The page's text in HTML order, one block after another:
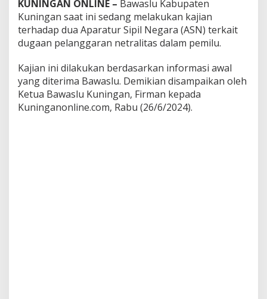
KUNINGAN ONLINE – Bawaslu Kabupaten
Kuningan saat ini sedang melakukan kajian
terhadap dua Aparatur Sipil Negara (ASN) terkait
dugaan pelanggaran netralitas dalam pemilu.
Kajian ini dilakukan berdasarkan informasi awal
yang diterima Bawaslu. Demikian disampaikan oleh
Ketua Bawaslu Kuningan, Firman kepada
Kuninganonline.com, Rabu (26/6/2024).